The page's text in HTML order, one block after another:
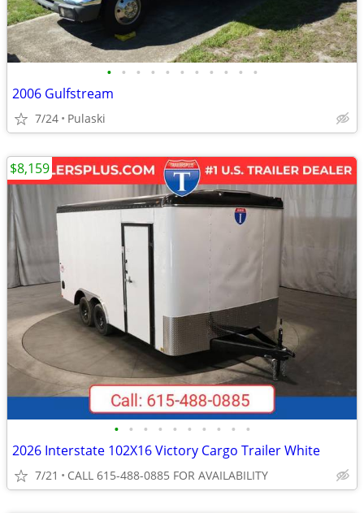
• • • • • • • • • • •
2006 Gulfstream
7/24 Pulaski
• • • • • • • • • •
2026 Interstate 102X16 Victory Cargo Trailer White
7/21 CALL 615-488-0885 FOR AVAILABILITY
$8,159